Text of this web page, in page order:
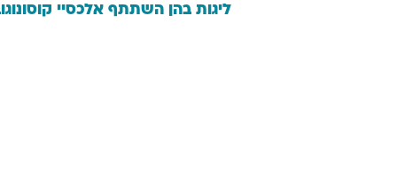
ליגות בהן השתתף אלכסיי